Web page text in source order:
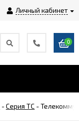
Личный кабинет
0
-Серия TC -